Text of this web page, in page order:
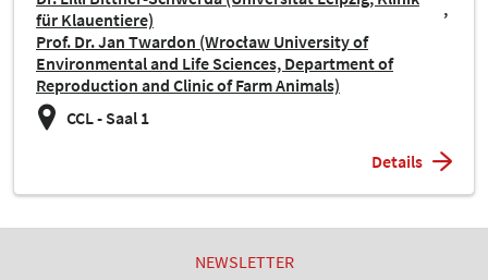
für Klauentiere)
Prof. Dr. Jan Twardon (Wrocław University of
Environmental and Life Sciences, Department of
Reproduction and Clinic of Farm Animals)
CCL - Saal 1
Details
NEWSLETTER